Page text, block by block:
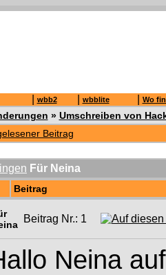
wbb2 wbblite Wo
» Umschreiben von
Beitrag
Für Neina
Beitrag
Beitrag Nr.: 1
Neina